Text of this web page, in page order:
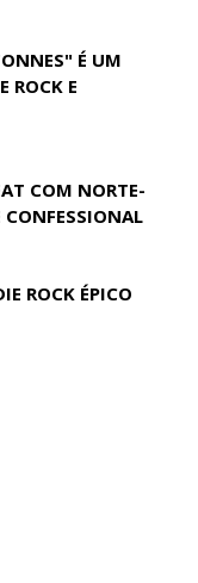
É UM
ROCK E
COM NORTE-
ROCK ÉPICO